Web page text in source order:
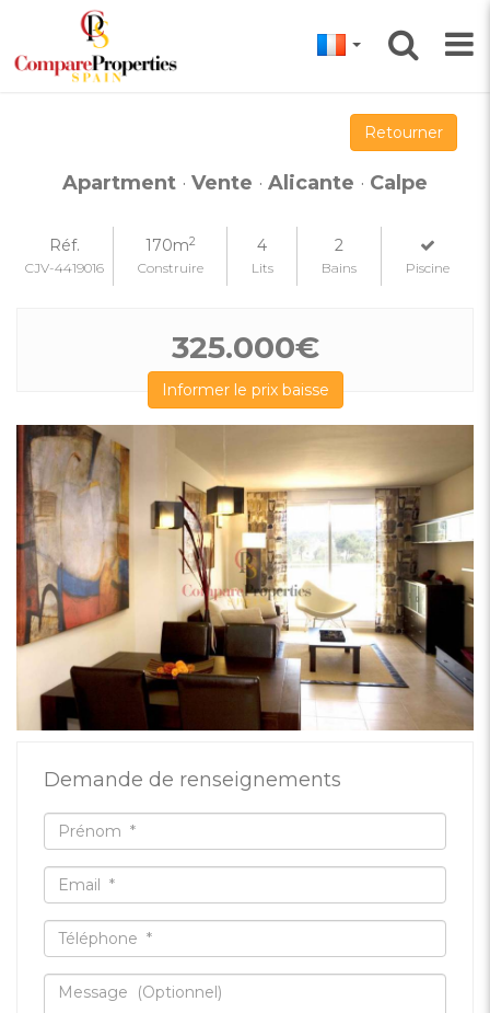
Retourner
Apartment · Vente · Alicante · Calpe
Réf.
CJV-4419016
170m2
Construire
4
Lits
2
Bains Piscine
325.000€
Informer le prix baisse
Demande de renseignements